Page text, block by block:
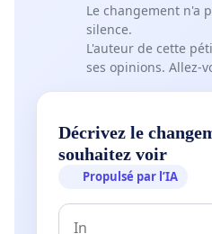
Le changement n'a
silence.
L'auteur de cette
ses opinions. Allez-
Décrivez le
souhaitez voir
Propulsé par l’IA